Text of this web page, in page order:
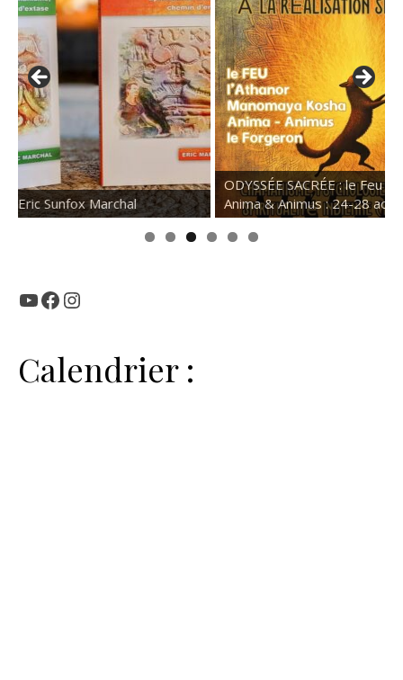
ODYSSÉE SACRÉE : le Feu – l’Athanor –
Anima & Animus : 24-28 août
22-23 aout :
Floraison d’été
YouTube
Facebook
Instagram
Calendrier :